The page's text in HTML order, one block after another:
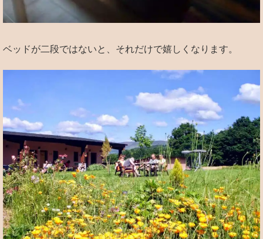
ベッドが二段ではないと、それだけで嬉しくなります。